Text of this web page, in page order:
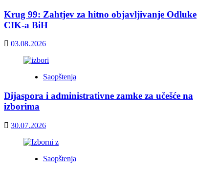
Krug 99: Zahtjev za hitno objavljivanje Odluke
CIK-a BiH
03.08.2026
Saopštenja
Dijaspora i administrativne zamke za učešće na
izborima
30.07.2026
Saopštenja